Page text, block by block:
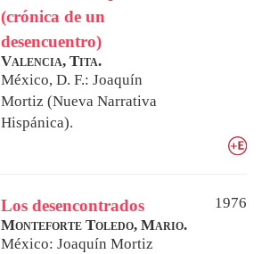
(crónica de un
desencuentro)
Valencia, Tita.
México, D. F.: Joaquín
Mortiz (Nueva Narrativa
Hispánica).
Los desencontrados
1976
Monteforte Toledo, Mario.
México: Joaquín Mortiz